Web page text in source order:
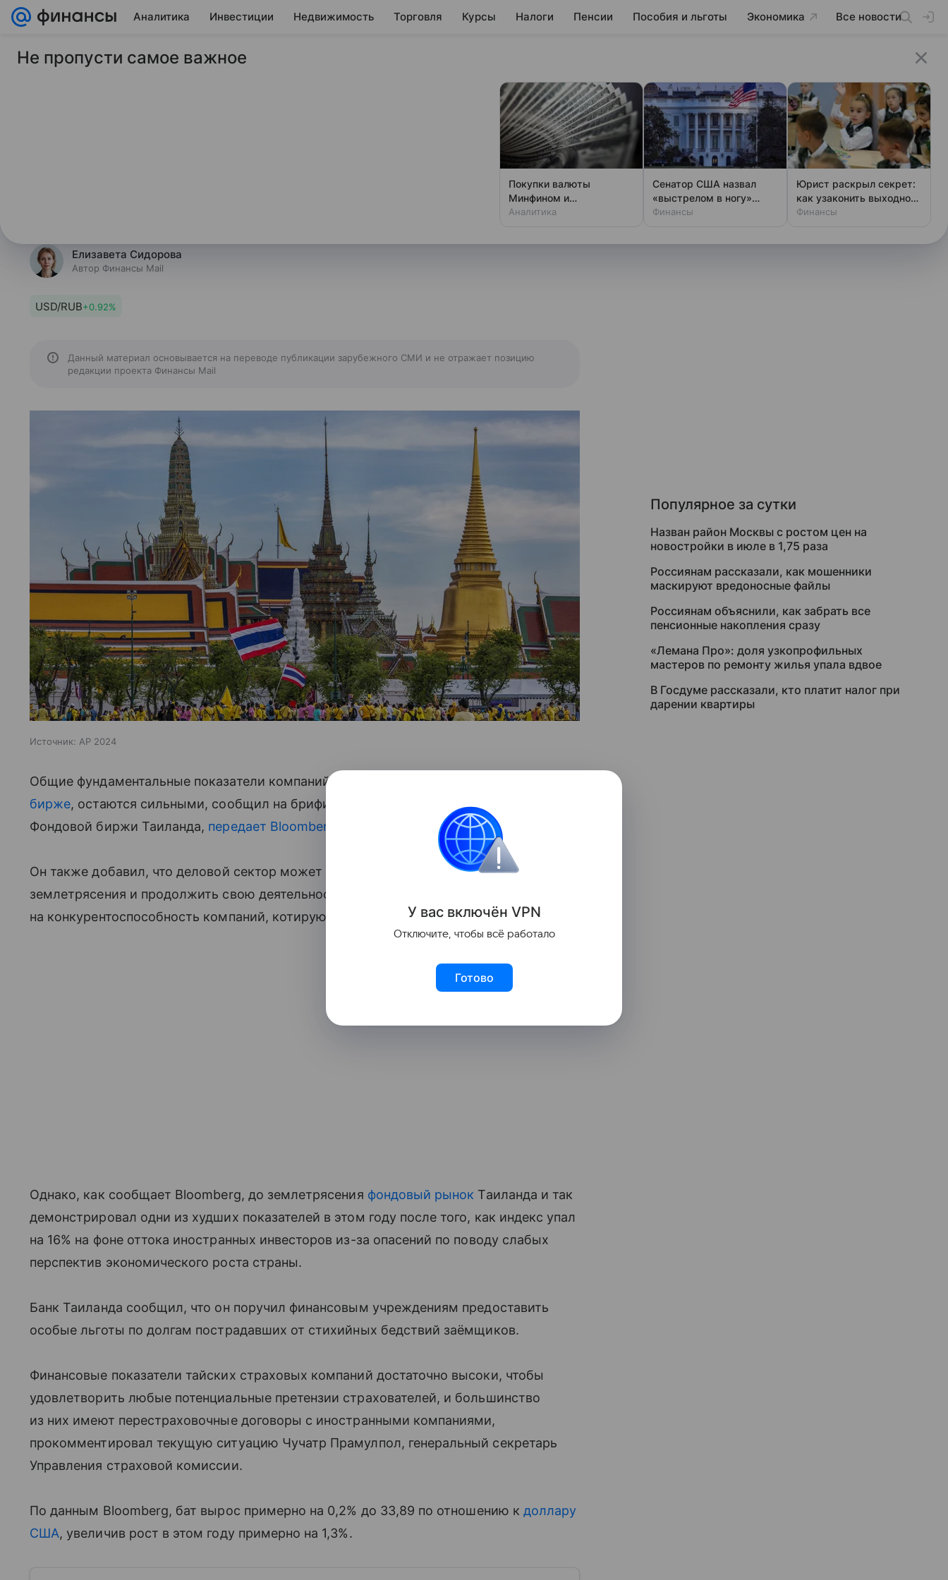
Аналитика Инвестиции Недвижимость Торговля Курсы Налоги Пенсии Пособия и льготы Экономика Все новости
31 марта 2025 Финансы Mail
Bloomberg объяснил, зачем Таиланд
Власти Таиланда стремились успокоить нервы инвесторов,
поскольку фондовая биржа готовилась возобновить торги после
Елизавета Сидорова
Автор Финансы Mail
USD/RUB+0.92%
Данный материал основывается на переводе публикации зарубежного СМИ и не отражает позицию
редакции проекта Финансы Mail
Источник: AP 2024
Общие фундаментальные показатели компаний, котирующихся на Тайской
бирже, остаются сильными, сообщил на брифинге Асадей Конгсири, президент
Фондовой биржи Таиланда, передает Bloomberg
Он также добавил, что деловой сектор может справиться с ситуацией после
землетрясения и продолжить свою деятельность, не влияя
на конкурентоспособность компаний, котирующихся на бирже.
Однако, как сообщает Bloomberg, до землетрясения фондовый рынок Таиланда и так
демонстрировал одни из худших показателей в этом году после того, как индекс упал
на 16% на фоне оттока иностранных инвесторов из-за опасений по поводу слабых
перспектив экономического роста страны.
Банк Таиланда сообщил, что он поручил финансовым учреждениям предоставить
особые льготы по долгам пострадавших от стихийных бедствий заёмщиков.
Финансовые показатели тайских страховых компаний достаточно высоки, чтобы
удовлетворить любые потенциальные претензии страхователей, и большинство
из них имеют перестраховочные договоры с иностранными компаниями,
прокомментировал текущую ситуацию Чучатр Прамулпол, генеральный секретарь
Управления страховой комиссии.
По данным Bloomberg, бат вырос примерно на 0,2% до 33,89 по отношению к доллару
США, увеличив рост в этом году примерно на 1,3%.
Популярное за сутки
Назван район Москвы с ростом цен на
новостройки в июле в 1,75 раза
Россиянам рассказали, как мошенники
маскируют вредоносные файлы
Россиянам объяснили, как забрать все
пенсионные накопления сразу
«Лемана Про»: доля узкопрофильных
мастеров по ремонту жилья упала вдвое
В Госдуме рассказали, кто платит налог при
дарении квартиры
Не пропусти самое важное
Покупки валюты
Минфином и
спекулянтами разогнали
Аналитика
Сенатор США назвал
«выстрелом в ногу»
проект санкций против
Финансы
Юрист раскрыл секрет:
как узаконить выходной
1 сентября
Финансы
У вас включён VPN
Отключите, чтобы всё работало
Готово